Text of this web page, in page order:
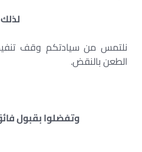
لذلك
نلتمس من سيادتكم وقف
الطعن بالنقض.
وتفضلوا بقبول